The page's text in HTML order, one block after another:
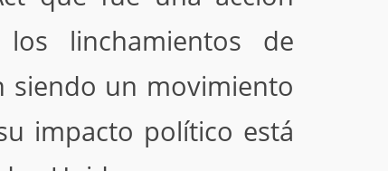
linchamientos de
siendo un movimiento
impacto político está